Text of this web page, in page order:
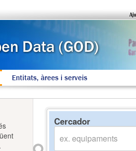
Entitats, àrees i serveis
Cercador